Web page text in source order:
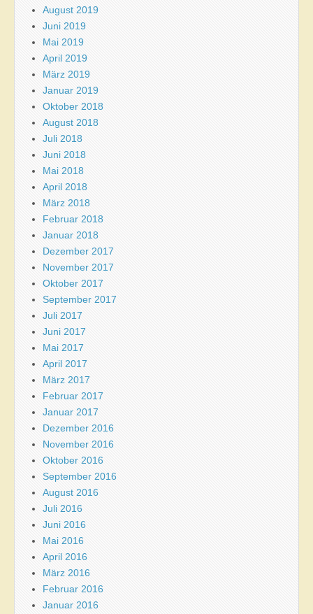
August 2019
Juni 2019
Mai 2019
April 2019
März 2019
Januar 2019
Oktober 2018
August 2018
Juli 2018
Juni 2018
Mai 2018
April 2018
März 2018
Februar 2018
Januar 2018
Dezember 2017
November 2017
Oktober 2017
September 2017
Juli 2017
Juni 2017
Mai 2017
April 2017
März 2017
Februar 2017
Januar 2017
Dezember 2016
November 2016
Oktober 2016
September 2016
August 2016
Juli 2016
Juni 2016
Mai 2016
April 2016
März 2016
Februar 2016
Januar 2016